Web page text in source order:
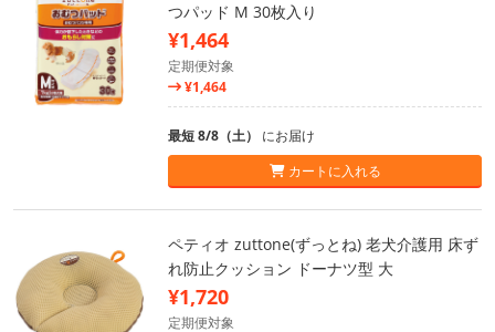
つパッド M 30枚入り
¥1,464
定期便対象
¥1,464
最短 8/8（土） にお届け
カートに入れる
ペティオ zuttone(ずっとね) 老犬介護用 床ず
れ防止クッション ドーナツ型 大
¥1,720
定期便対象